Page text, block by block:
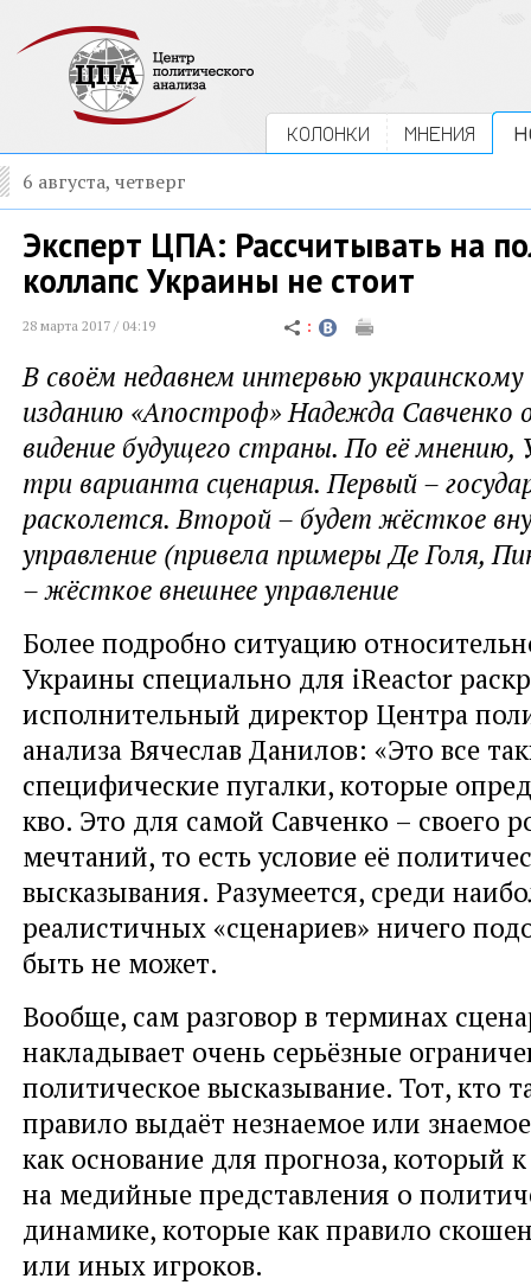
КОЛОНКИ МНЕНИЯ
6 августа, четверг
Эксперт ЦПА: Рассчитывать на
коллапс Украины не стоит
28 марта 2017 / 04:19
В своём недавнем интервью
изданию «Апостроф» Надежда Савченко
видение будущего страны. По её
три варианта сценария. Первый –
расколется. Второй – будет жёсткое
управление (привела примеры Де Голя,
– жёсткое внешнее управление
Более подробно ситуацию
Украины специально для iReactor
исполнительный директор Центра
анализа Вячеслав Данилов: «Это все
специфические пугалки, которые
кво. Это для самой Савченко – своего
мечтаний, то есть условие её
высказывания. Разумеется, среди
реалистичных «сценариев» ничего
быть не может.
Вообще, сам разговор в терминах
накладывает очень серьёзные
политическое высказывание. Тот, кто
правило выдаёт незнаемое или
как основание для прогноза, который
на медийные представления о
динамике, которые как правило
или иных игроков.